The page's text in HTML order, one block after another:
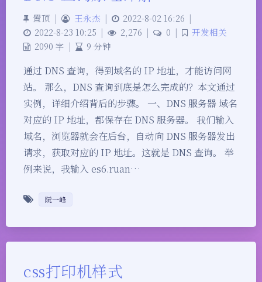
置顶 | 王永杰 | 2022-8-02 16:26 |
2022-8-23 10:25 | 2,276 | 0 |
开发相关
2090 字 | 9 分钟
通过 DNS 查询，得到域名的 IP 地址，才能访问网
站。 那么，DNS 查询到底是怎么完成的？本文通过
实例，详细介绍背后的步骤。 一、DNS 服务器 域名
对应的 IP 地址，都保存在 DNS 服务器。 我们输入
域名，浏览器就会在后台，自动向 DNS 服务器发出
请求，获取对应的 IP 地址。这就是 DNS 查询。 举
例来说，我输入 es6.ruan…
阮一峰
css打印机样式